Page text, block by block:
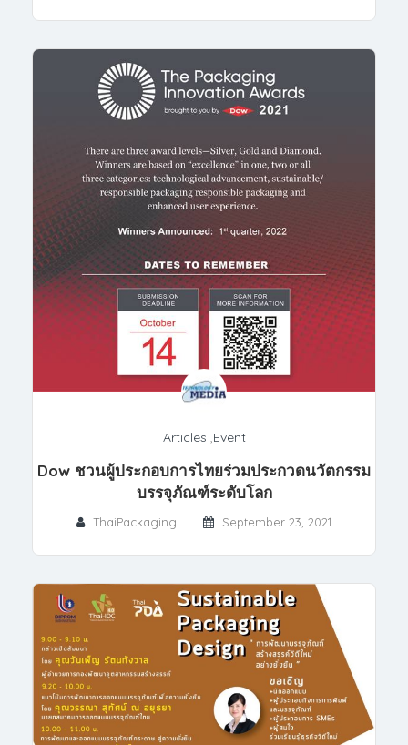
Articles ,Event
Dow ชวนผู้ประกอบการไทยร่วมประกวดนวัตกรรม
บรรจุภัณฑ์ระดับโลก
ThaiPackaging September 23, 2021